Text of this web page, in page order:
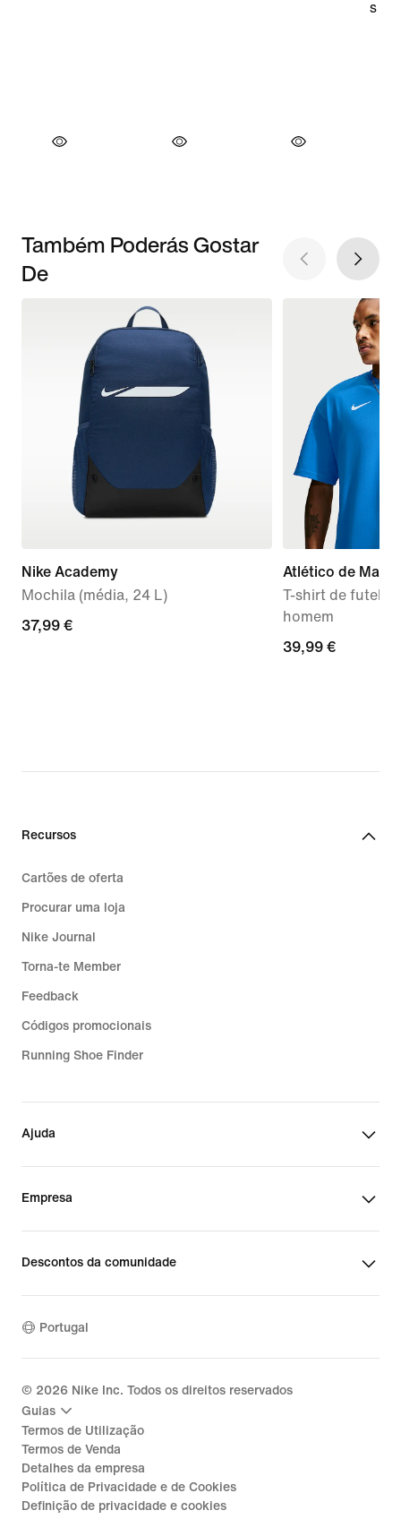
Também Poderás Gostar
De
Nike Academy
Mochila (média, 24 L)
37,99
37,99 €
Atlético de
T-shirt de
homem
39,99
39,99 €
Recursos
Cartões de oferta
Procurar uma loja
Nike Journal
Torna-te Member
Feedback
Códigos promocionais
Running Shoe Finder
Ajuda
Empresa
Descontos da comunidade
Portugal
© 2026 Nike Inc. Todos os direitos reservados
Guias
Termos de Utilização
Termos de Venda
Detalhes da empresa
Política de Privacidade e de Cookies
Definição de privacidade e cookies